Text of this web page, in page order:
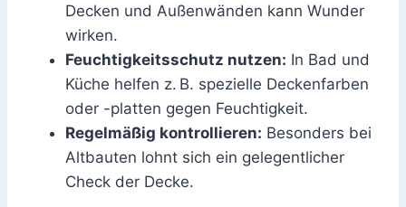
Decken und Außenwänden kann Wunder
wirken.
Feuchtigkeitsschutz nutzen: In Bad und
Küche helfen z. B. spezielle Deckenfarben
oder -platten gegen Feuchtigkeit.
Regelmäßig kontrollieren: Besonders bei
Altbauten lohnt sich ein gelegentlicher
Check der Decke.